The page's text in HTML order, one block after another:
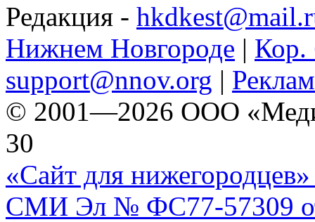
Редакция -
Нижнем Новгороде | Кор.
support@nnov.org |
© 2001—2026 ООО
30
«Сайт для нижегородцев»
СМИ Эл № ФС77-57309